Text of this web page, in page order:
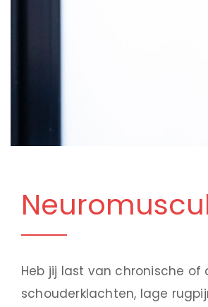
Heb jij last van chronische
schouderklachten, lage